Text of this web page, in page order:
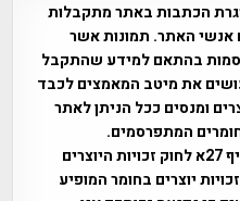
הכתבות באתר מתקבלות
אנשי האתר. תמונות אשר
בהתאם למידע שהתקבל
את מיטב המאמצים לכבד
ומנסים ככל הניתן לאתר
המתפרסמים.
השימוש נעשה על פי עדכון 5 לסעיף 27א לחוק זכויות היוצרים
זכויות יוצרים בחומר המופיע